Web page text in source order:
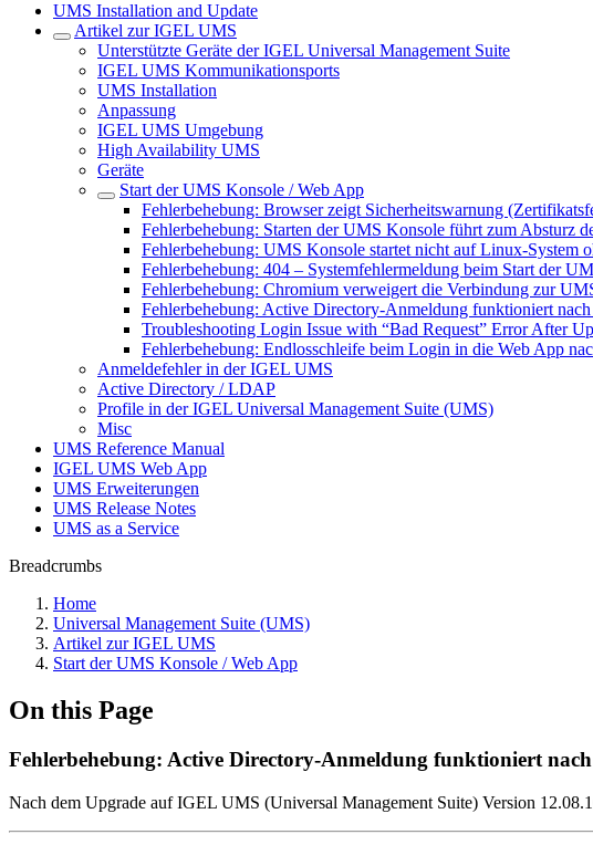
UMS Installation and Update
Artikel zur IGEL UMS
Unterstützte Geräte der IGEL Universal Management Suite
IGEL UMS Kommunikationsports
UMS Installation
Anpassung
IGEL UMS Umgebung
High Availability UMS
Geräte
Start der UMS Konsole / Web App
Fehlerbehebung: Browser zeigt Sicherheitswarnung
Fehlerbehebung: Starten der UMS Konsole führt zum Absturz
Fehlerbehebung: UMS Konsole startet nicht auf Linux-System
Fehlerbehebung: 404 – Systemfehlermeldung beim Start der
Fehlerbehebung: Chromium verweigert die Verbindung zur
Fehlerbehebung: Active Directory-Anmeldung funktioniert
Troubleshooting Login Issue with “Bad Request” Error After
Fehlerbehebung: Endlosschleife beim Login in die Web App
Anmeldefehler in der IGEL UMS
Active Directory / LDAP
Profile in der IGEL Universal Management Suite (UMS)
Misc
UMS Reference Manual
IGEL UMS Web App
UMS Erweiterungen
UMS Release Notes
UMS as a Service
Breadcrumbs
Home
Universal Management Suite (UMS)
Artikel zur IGEL UMS
Start der UMS Konsole / Web App
On this Page
Fehlerbehebung: Active Directory-Anmeldung funktioniert
Nach dem Upgrade auf IGEL UMS (Universal Management Suite) Version